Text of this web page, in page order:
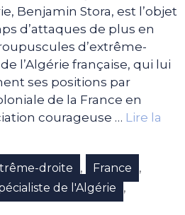
Benjamin Stora, est l’objet
d’attaques de plus en
d’extrême-
l’Algérie française, qui lui
ses positions par
de la France en
courageuse … Lire la
droite , France ,
de l'Algérie ,